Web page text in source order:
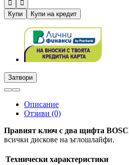


Купи
Купи на кредит
Затвори
Описание
Отзиви (0)
Правият ключ с два щифта
всички дискове на ъглошлайфи.
Технически характеристики